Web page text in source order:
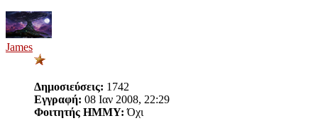
James
Δημοσιεύσεις: 1742
Εγγραφή: 08 Ιαν 2008, 22:29
Φοιτητής ΗΜΜΥ: Όχι